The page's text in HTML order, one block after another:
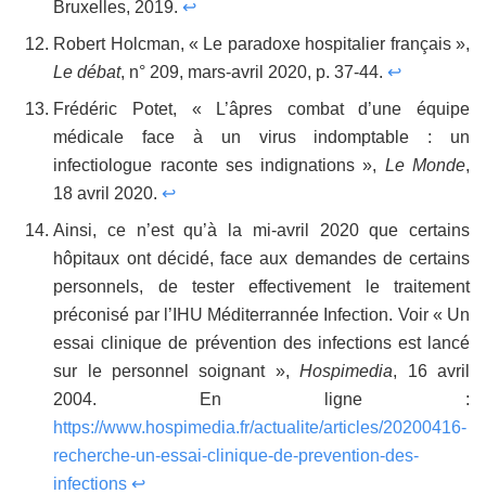
Bruxelles, 2019. ↩
Robert Holcman, « Le paradoxe hospitalier français »,
Le débat, n° 209, mars-avril 2020, p. 37-44. ↩
Frédéric Potet, « L’âpres combat d’une équipe
médicale face à un virus indomptable : un
infectiologue raconte ses indignations », Le Monde,
18 avril 2020. ↩
Ainsi, ce n’est qu’à la mi-avril 2020 que certains
hôpitaux ont décidé, face aux demandes de certains
personnels, de tester effectivement le traitement
préconisé par l’IHU Méditerrannée Infection. Voir « Un
essai clinique de prévention des infections est lancé
sur le personnel soignant »,Hospimedia, 16 avril
2004. En ligne :
https://www.hospimedia.fr/actualite/articles/20200416-
recherche-un-essai-clinique-de-prevention-des-
infections ↩